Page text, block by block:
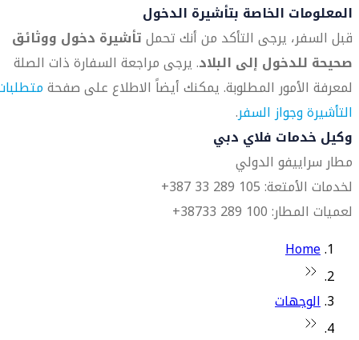
المعلومات الخاصة بتأشيرة الدخول
قبل السفر، يرجى التأكد من أنك تحملتأشيرة دخول ووثائق
صحيحة للدخول إلى البلاد. يرجى مراجعة السفارة ذات الصلة
لمعرفة الأمور المطلوبة. يمكنك أيضاً الاطلاع على صفحة
التأشيرة وجواز السفر.
وكيل خدمات فلاي دبي
مطار سراييفو الدولي
لخدمات الأمتعة: 105 289 33 387+
لعميات المطار: 100 289 38733+
Home
الوجهات